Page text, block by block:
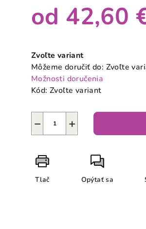
od 42,60
cena:
Zvoľte variant
Môžeme doručiť do: Zvoľte
Možnosti doručenia
Kód: Zvoľte variant
+
−
Tlač Opýtať sa